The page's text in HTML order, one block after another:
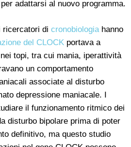
adattarsi al nuovo programma.
ricercatori di cronobiologiahanno
del CLOCK portava a
topi, tra cui mania, iperattività
un comportamento
associate al disturbo
depressione maniacale. I
il funzionamento ritmico dei
disturbo bipolare prima di poter
definitivo, ma questo studio